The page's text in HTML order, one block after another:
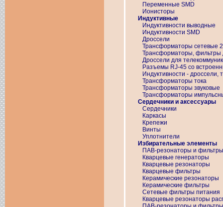
Переменные SMD
Ионисторы
Индуктивные
Индуктивности выводные
Индуктивности SMD
Дроссели
Трансформаторы сетевые
Трансформаторы, фильтры
Дроссели для
Разъемы RJ-45 со
Индуктивности -
Трансформаторы тока
Трансформаторы звуковые
Трансформаторы
Сердечники и аксессуары
Сердечники
Каркасы
Крепежи
Винты
Уплотнители
Избирательные элементы
ПАВ-резонаторы и фильтры
Кварцевые генераторы
Кварцевые резонаторы
Кварцевые фильтры
Керамические резонаторы
Керамические фильтры
Сетевые фильтры питания
Кварцевые резонаторы